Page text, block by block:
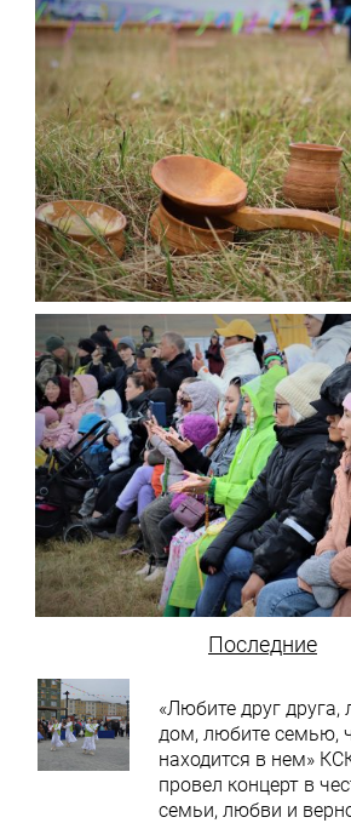
Последние
«Любите друг
дом, любите семью,
находится в нем»
провел концерт в
семьи, любви и